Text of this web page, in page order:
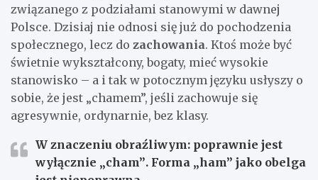
związanego z podziałami stanowymi w dawnej
Polsce. Dzisiaj nie odnosi się już do pochodzenia
społecznego, lecz do zachowania. Ktoś może być
świetnie wykształcony, bogaty, mieć wysokie
stanowisko – a i tak w potocznym języku usłyszy o
sobie, że jest „chamem”, jeśli zachowuje się
agresywnie, ordynarnie, bez klasy.
W znaczeniu obraźliwym: poprawnie jest
wyłącznie „cham”. Forma „ham” jako obelga